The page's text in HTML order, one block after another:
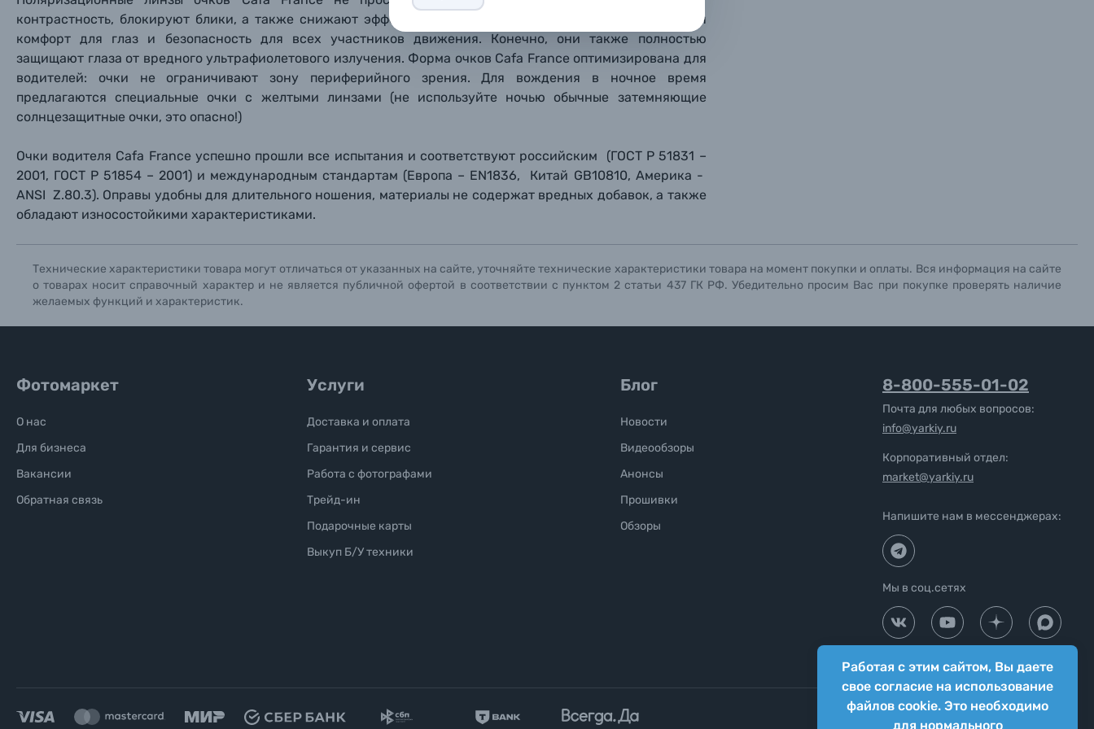
Прикрепить файл
Нажимая кнопку « Отправить вопрос обработку персональных данных.
Прикрепить файл
Нажимая кнопку « Отправить вопрос обработку персональных данных.
Фотоальбомы
Книги о фотографии, альбомы известных фотографов
Б/У фототехника (Комиссионные товары)
контрастность, блокируют блики, а также снижают эффект ослепления встречным светом, обеспечивая
комфорт для глаз и безопасность для всех участников движения. Конечно, они также полностью
защищают глаза от вредного ультрафиолетового излучения. Форма очков Cafa France оптимизирована для
водителей: очки не ограничивают зону периферийного зрения. Для вождения в ночное время
предлагаются специальные очки с желтыми линзами (не используйте ночью обычные затемняющие
солнцезащитные очки, это опасно!)
Очки водителя Cafa France успешно прошли все испытания и соответствуют российским (ГОСТ Р 51831 –
2001, ГОСТ Р 51854 – 2001) и международным стандартам (Европа – EN1836, Китай GB10810, Америка -
ANSI Z.80.3). Оправы удобны для длительного ношения, материалы не содержат вредных добавок, а также
обладают износостойкими характеристиками.
Технические характеристики товара могут отличаться от указанных на сайте, уточняйте технические характеристики товара на момент покупки и оплаты. Вся информация на сайте
о товарах носит справочный характер и не является публичной офертой в соответствии с пунктом 2 статьи 437 ГК РФ. Убедительно просим Вас при покупке проверять наличие
желаемых функций и характеристик.
Работая с этим сайтом, Вы даете
свое согласие на использование
файлов cookie. Это необходимо
для нормального
Прикрепить файл
Нажимая кнопку « Отправить вопрос обработку персональных данных.
Фотомаркет
О нас
Для бизнеса
Вакансии
Обратная связь
Услуги
Доставка и оплата
Гарантия и сервис
Работа с фотографами
Трейд-ин
Подарочные карты
Выкуп Б/У техники
Блог
Новости
Видеообзоры
Анонсы
Прошивки
Обзоры
8-800-555-01-02
Почта для любых вопросов:
info@yarkiy.ru
Корпоративный отдел:
market@yarkiy.ru
Напишите нам в мессенджерах:
Мы в соц.сетях